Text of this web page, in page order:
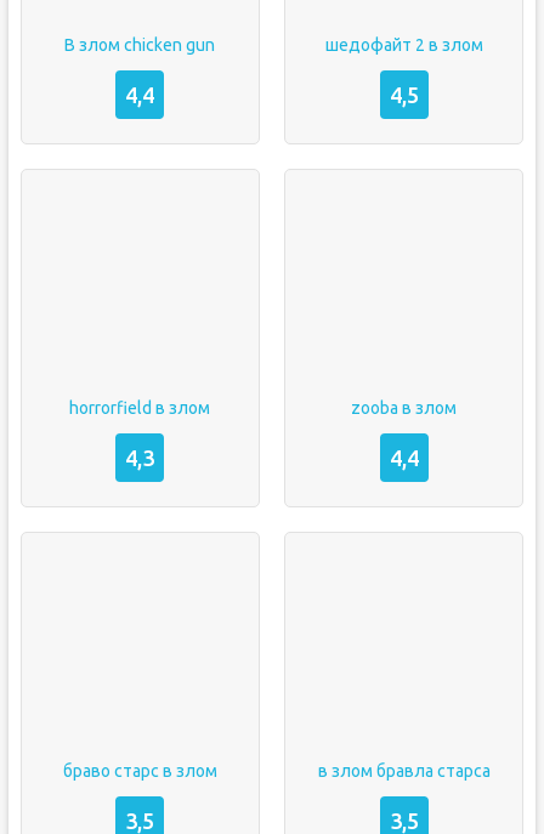
В злом chicken gun
4,4
шедофайт 2 в злом
4,5
horrorfield в злом
4,3
zooba в злом
4,4
браво старс в злом
3,5
в злом бравла старса
3,5